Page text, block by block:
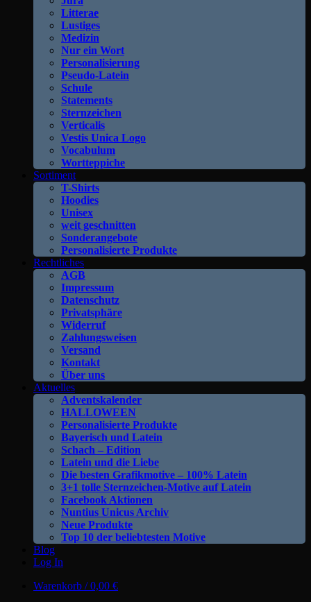
Litterae
Lustiges
Medizin
Nur ein Wort
Personalisierung
Pseudo-Latein
Schule
Statements
Sternzeichen
Verticalis
Vestis Unica Logo
Vocabulum
Wortteppiche
Sortiment
T-Shirts
Hoodies
Unisex
weit geschnitten
Sonderangebote
Personalisierte Produkte
Rechtliches
AGB
Impressum
Datenschutz
Privatsphäre
Widerruf
Zahlungsweisen
Versand
Kontakt
Über uns
Aktuelles
Adventskalender
HALLOWEEN
Personalisierte Produkte
Bayerisch und Latein
Schach – Edition
Latein und die Liebe
Die besten Grafikmotive – 100% Latein
3+1 tolle Sternzeichen-Motive auf Latein
Facebook Aktionen
Nuntius Unicus Archiv
Neue Produkte
Top 10 der beliebtesten Motive
Blog
Log In
Warenkorb /0,00 €